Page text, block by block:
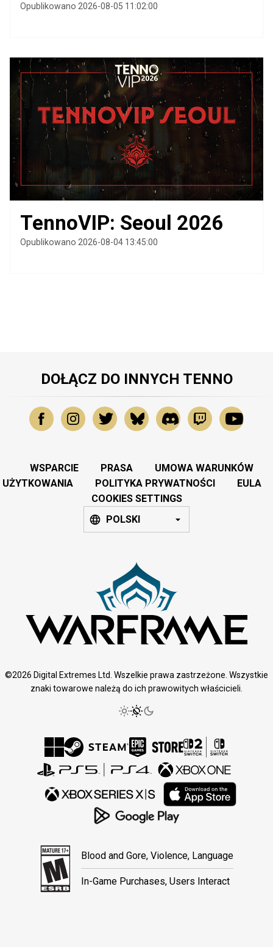
Opublikowano 2026-08-05 11:02:00
TennoVIP: Seoul 2026
Opublikowano 2026-08-04 13:45:00
DOŁĄCZ DO INNYCH TENNO
WSPARCIE PRASA
UMOWA WARUNKÓW
UŻYTKOWANIA
POLITYKA PRYWATNOŚCI
EULA
COOKIES SETTINGS
POLSKI
©2026 Digital Extremes Ltd. Wszelkie prawa zastrzeżone. Wszystkie
znaki towarowe należą do ich prawowitych właścicieli.
Blood and Gore, Violence, Language
In-Game Purchases, Users Interact